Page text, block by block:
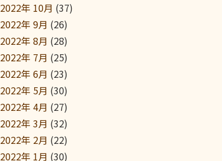
2022年 10月 (37)
2022年 9月 (26)
2022年 8月 (28)
2022年 7月 (25)
2022年 6月 (23)
2022年 5月 (30)
2022年 4月 (27)
2022年 3月 (32)
2022年 2月 (22)
2022年 1月 (30)